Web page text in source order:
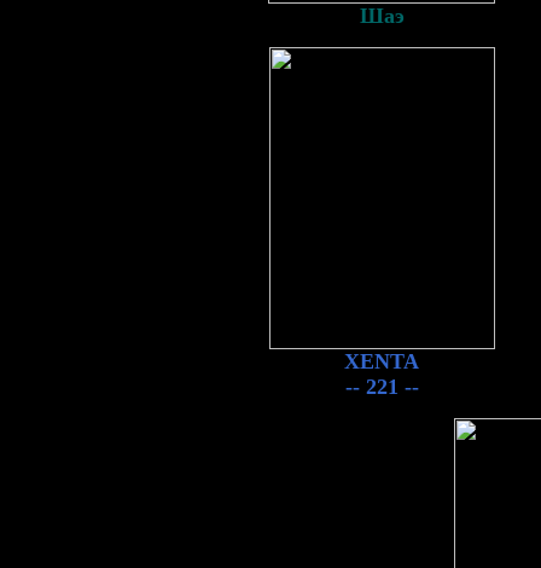
Шаэ
XENTA
-- 221 --